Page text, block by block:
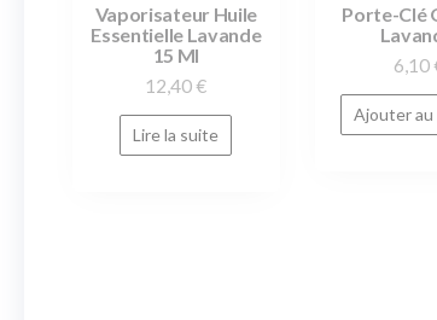
Vaporisateur Huile
Essentielle Lavande
15 Ml
12,40 €
Lire la suite
Porte-Clé
6,10
Ajouter au